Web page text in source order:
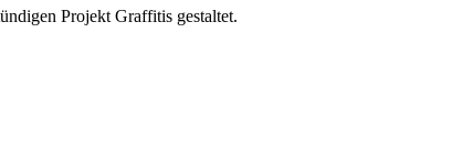
Projekt Graffitis gestaltet.